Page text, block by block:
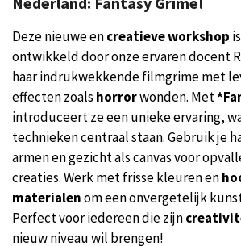
Deze nieuwe encreatieve workshop
ontwikkeld door onze ervaren docent
haar indrukwekkende filmgrime met
effecten zoals horrorwonden. Met
introduceert ze een unieke ervaring,
technieken centraal staan. Gebruik je
armen en gezicht als canvas voor
creaties. Werk met frisse kleuren en
materialenom een onvergetelijk
Perfect voor iedereen die zijn
nieuw niveau wil brengen!